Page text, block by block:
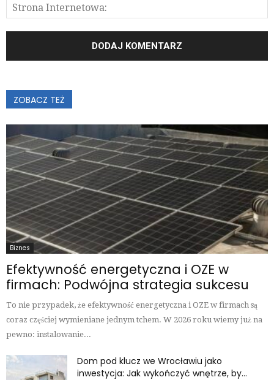
ZOBACZ TEŻ
Biznes
Efektywność energetyczna i OZE w
firmach: Podwójna strategia sukcesu
To nie przypadek, że efektywność energetyczna i OZE w firmach są
coraz częściej wymieniane jednym tchem. W 2026 roku wiemy już na
pewno: instalowanie...
Dom pod klucz we Wrocławiu jako
inwestycja: Jak wykończyć wnętrze, by...